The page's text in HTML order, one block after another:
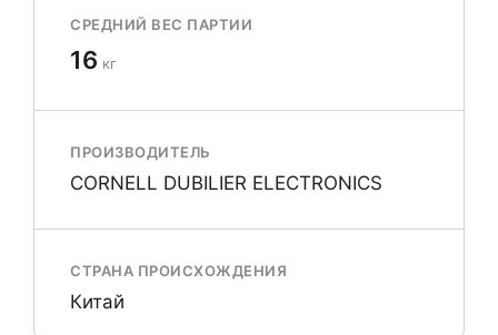
СРЕДНИЙ ВЕС ПАРТИИ
16 кг
ПРОИЗВОДИТЕЛЬ
CORNELL DUBILIER ELECTRONICS
СТРАНА ПРОИСХОЖДЕНИЯ
Китай